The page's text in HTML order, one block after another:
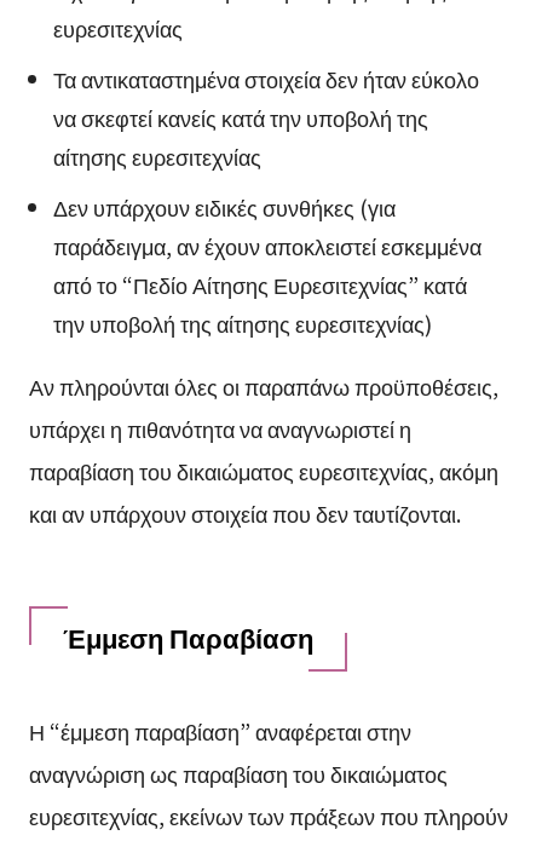
ευρεσιτεχνίας
Τα αντικαταστημένα στοιχεία δεν ήταν εύκολο
να σκεφτεί κανείς κατά την υποβολή της
αίτησης ευρεσιτεχνίας
Δεν υπάρχουν ειδικές συνθήκες (για
παράδειγμα, αν έχουν αποκλειστεί εσκεμμένα
από το “Πεδίο Αίτησης Ευρεσιτεχνίας” κατά
την υποβολή της αίτησης ευρεσιτεχνίας)
Αν πληρούνται όλες οι παραπάνω προϋποθέσεις,
υπάρχει η πιθανότητα να αναγνωριστεί η
παραβίαση του δικαιώματος ευρεσιτεχνίας, ακόμη
και αν υπάρχουν στοιχεία που δεν ταυτίζονται.
Έμμεση Παραβίαση
Η “έμμεση παραβίαση” αναφέρεται στην
αναγνώριση ως παραβίαση του δικαιώματος
ευρεσιτεχνίας, εκείνων των πράξεων που πληρούν